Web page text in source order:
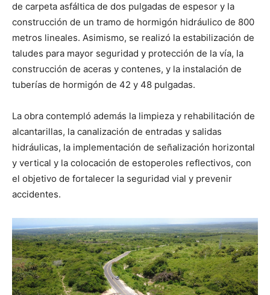
de carpeta asfáltica de dos pulgadas de espesor y la
construcción de un tramo de hormigón hidráulico de 800
metros lineales. Asimismo, se realizó la estabilización de
taludes para mayor seguridad y protección de la vía, la
construcción de aceras y contenes, y la instalación de
tuberías de hormigón de 42 y 48 pulgadas.
La obra contempló además la limpieza y rehabilitación de
alcantarillas, la canalización de entradas y salidas
hidráulicas, la implementación de señalización horizontal
y vertical y la colocación de estoperoles reflectivos, con
el objetivo de fortalecer la seguridad vial y prevenir
accidentes.